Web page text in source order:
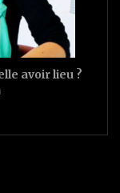
avoir lieu ?